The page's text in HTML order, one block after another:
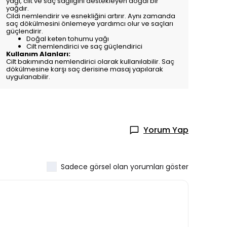
yağdır.
Cildi nemlendirir ve esnekliğini artırır. Aynı zamanda
saç dökülmesini önlemeye yardımcı olur ve saçları
güçlendirir.
Doğal keten tohumu yağı
Cilt nemlendirici ve saç güçlendirici
Kullanım Alanları:
Cilt bakımında nemlendirici olarak kullanılabilir. Saç
dökülmesine karşı saç derisine masaj yapılarak
uygulanabilir.
Yorum Yap
Sadece görsel olan yorumları göster